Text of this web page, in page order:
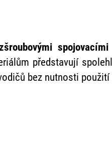
představují
bez nutnosti použití